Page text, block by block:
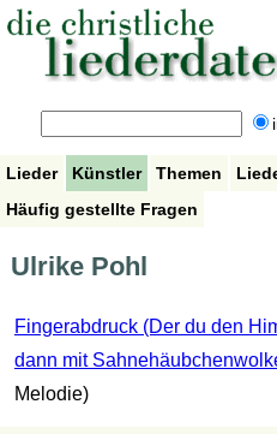
Lieder Künstler Themen
Häufig gestellte Fragen
Ulrike Pohl
Fingerabdruck (Der du den
dann mit
Melodie)